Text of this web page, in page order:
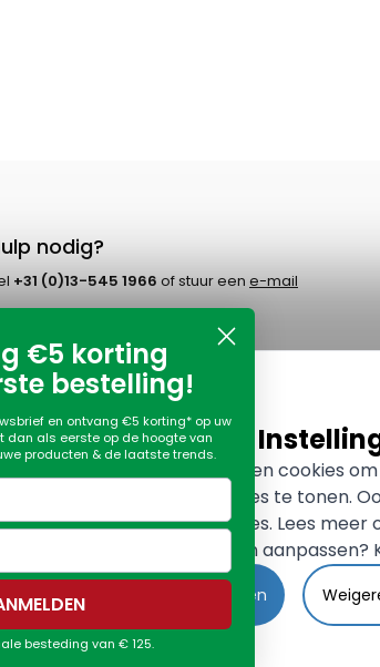
Cookie
Wij gebruiken cookies
advertenties te tonen.
advertenties. Lees meer
voorkeuren
Accepteren
nodig?
+31 (0)13-545 1966 of stuur een e-mail
€5 korting
bestelling!
en ontvang €5 korting* op uw
dan als eerste op de hoogte van
producten & de laatste trends.
besteding van € 125.